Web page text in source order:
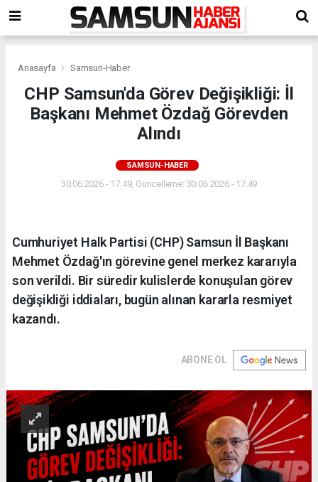
Anasayfa Samsun-Haber
CHP Samsun'da Görev Değişikliği: İl
Başkanı Mehmet Özdağ Görevden
Alındı
SAMSUN-HABER
30.06.2026 - 17:49, Güncelleme: 30.06.2026 - 17:49
Cumhuriyet Halk Partisi (CHP) Samsun İl Başkanı
Mehmet Özdağ'ın görevine genel merkez kararıyla
son verildi. Bir süredir kulislerde konuşulan görev
değişikliği iddiaları, bugün alınan kararla resmiyet
kazandı.
ABONE OL